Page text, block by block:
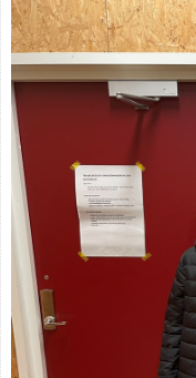
Matcher
Truppen
Kontakt
Åkarp Cup 2023
Åkarp Cup 2024